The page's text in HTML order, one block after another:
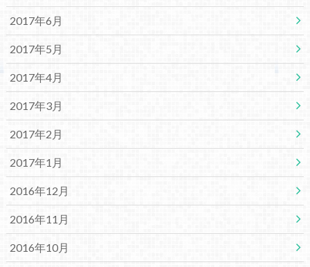
2017年6月
2017年5月
2017年4月
2017年3月
2017年2月
2017年1月
2016年12月
2016年11月
2016年10月